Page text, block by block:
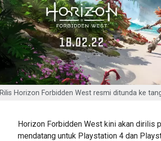
Rilis Horizon Forbidden West resmi ditunda ke
Horizon Forbidden West kini akan dirilis
mendatang untuk Playstation 4 dan